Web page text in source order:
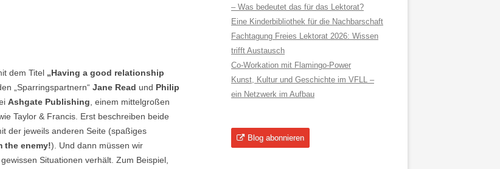
dem Titel „Having a good relationship
„Sparringspartnern“ Jane Read und Philip
Ashgate Publishing , einem mittelgroßen
Taylor & Francis. Erst beschreiben beide
der jeweils anderen Seite (spaßiges
the enemy!). Und dann müssen wir
Situationen verhält. Zum Beispiel,
– Was bedeutet das für das Lektorat?
Eine Kinderbibliothek für die Nachbarschaft
Fachtagung Freies Lektorat 2026: Wissen
trifft Austausch
Co-Workation mit Flamingo-Power
Kunst, Kultur und Geschichte im VFLL –
ein Netzwerk im Aufbau
Blog abonnieren